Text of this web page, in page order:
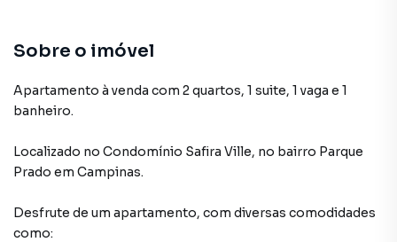
Sobre o imóvel
Apartamento à venda com 2 quartos, 1 suite, 1 vaga e 1
banheiro.
Localizado no Condomínio Safira Ville, no bairro Parque
Prado em Campinas.
Desfrute de um apartamento, com diversas comodidades
como: